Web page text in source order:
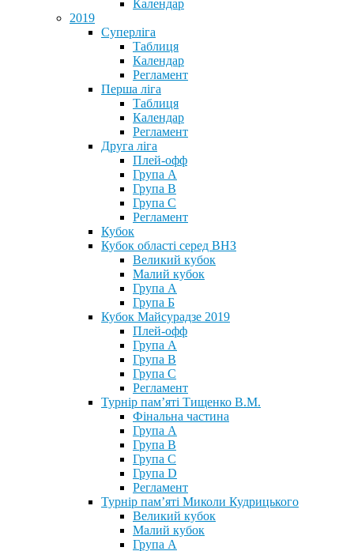
Календар
2019
Суперліга
Таблиця
Календар
Регламент
Перша ліга
Таблиця
Календар
Регламент
Друга ліга
Плей-офф
Група А
Група В
Група С
Регламент
Кубок
Кубок області серед ВНЗ
Великий кубок
Малий кубок
Група А
Група Б
Кубок Майсурадзе 2019
Плей-офф
Група А
Група В
Група С
Регламент
Турнір пам’яті Тищенко В.М.
Фінальна частина
Група А
Група В
Група С
Група D
Регламент
Турнір пам’яті Миколи Кудрицького
Великий кубок
Малий кубок
Група А